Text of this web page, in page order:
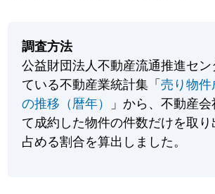
調査方法
公益財団法人不動産流通推進セン
ている不動産業統計集「売り物
の推移（暦年）
」から、不動産
て成約した物件の件数だけを取
占める割合を算出しました。